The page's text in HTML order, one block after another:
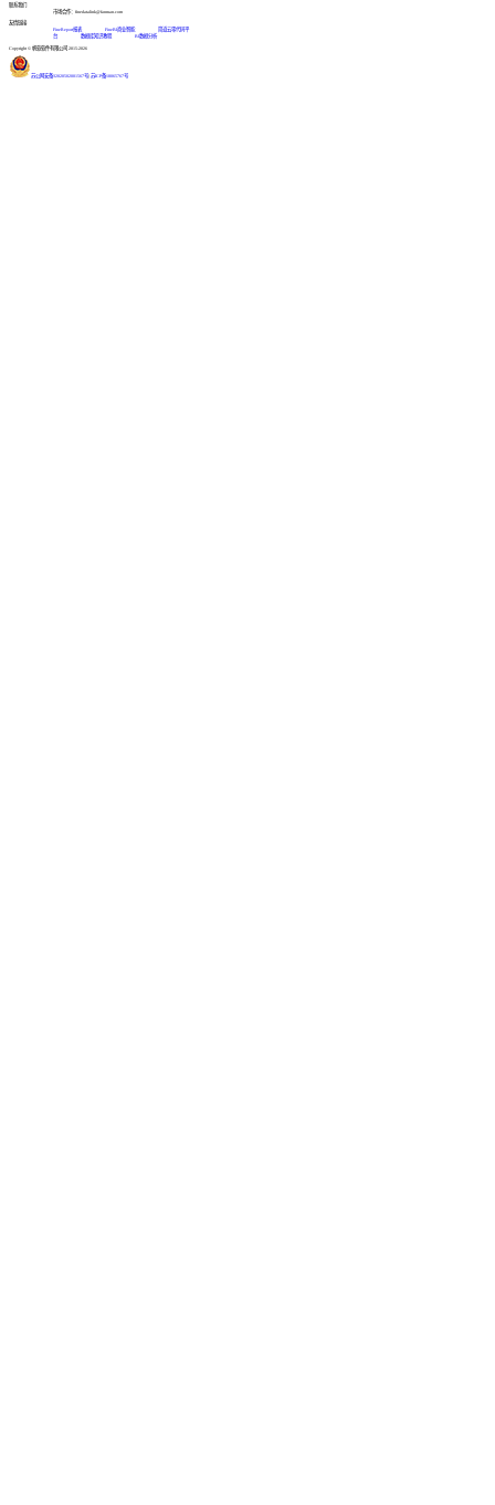
联系我们
市场合作：finedatalink@fanruan.com
友情链接
FineReport报表
FineBI商业智能
简道云零代码平
台
数据库知识教程 BI数据分析
Copyright © 帆软软件有限公司 2015-2026
苏公网安备32020502001567号 苏ICP备18065767号